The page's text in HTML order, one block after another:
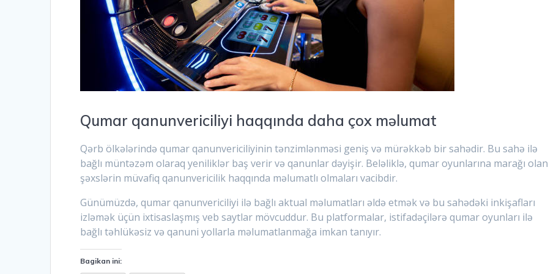
Qumar qanunvericiliyi haqqında daha çox məlumat
Qərb ölkələrində qumar qanunvericiliyinin tənzimlənməsi geniş və mürəkkəb bir sahədir. Bu sahə ilə
bağlı müntəzəm olaraq yeniliklər baş verir və qanunlar dəyişir. Beləliklə, qumar oyunlarına marağı olan
şəxslərin müvafiq qanunvericilik haqqında məlumatlı olmaları vacibdir.
Günümüzdə, qumar qanunvericiliyi ilə bağlı aktual məlumatları əldə etmək və bu sahədəki inkişafları
izləmək üçün ixtisaslaşmış veb saytlar mövcuddur. Bu platformalar, istifadəçilərə qumar oyunları ilə
bağlı təhlükəsiz və qanuni yollarla məlumatlanmağa imkan tanıyır.
Bagikan ini: